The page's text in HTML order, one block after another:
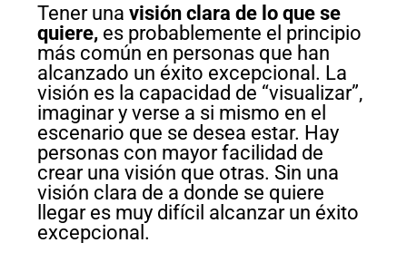
Tener unavisión clara de lo que se
quiere, es probablemente el principio
más común en personas que han
alcanzado un éxito excepcional. La
visión es la capacidad de “visualizar”,
imaginar y verse a si mismo en el
escenario que se desea estar. Hay
personas con mayor facilidad de
crear una visión que otras. Sin una
visión clara de a donde se quiere
llegar es muy difícil alcanzar un éxito
excepcional.